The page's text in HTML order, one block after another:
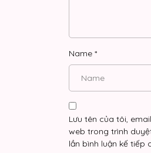
Chap 28
Chap 27
Chap 26
Chap 25
Name *
Lưu tên của tôi,
web trong trình
lần bình luận kế tiếp